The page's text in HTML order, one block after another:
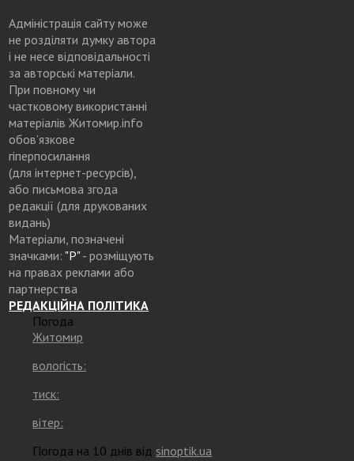
Адміністрація сайту може
не розділяти думку автора
і не несе відповідальності
за авторські матеріали.
При повному чи
частковому використанні
матеріалів Житомир.info
обов’язкове
гіперпосилання
(для інтернет-ресурсів),
або письмова згода
редакції (для друкованих
видань)
Матеріали, позначені
значками: "Р"- розміщують
на правах реклами або
партнерства
РЕДАКЦІЙНА ПОЛІТИКА
Погода
Житомир
вологість:
тиск:
вітер:
Погода на 10 днів відsinoptik.ua